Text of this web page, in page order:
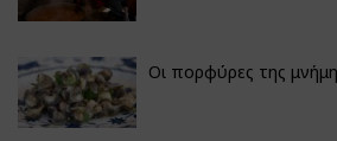
Οι πορφύρες της